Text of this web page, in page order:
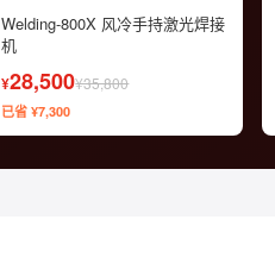
Welding-800X 风冷手持激光焊接
机
¥28,500¥35,800
已省 ¥7,300